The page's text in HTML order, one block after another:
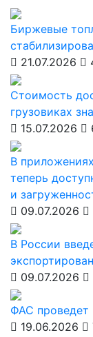
Биржевые
21.07.2026
Стоимость
грузовиках
15.07.2026
В
теперь
и
09.07.2026
В России
09.07.2026
ФАС проведет
19.06.2026